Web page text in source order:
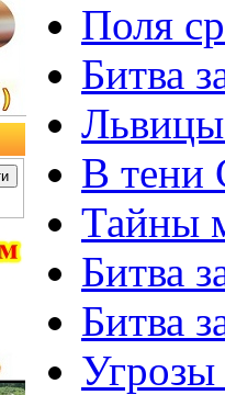
Поля
Битва
В тени
Тайны
Битва
Битва
Угрозы